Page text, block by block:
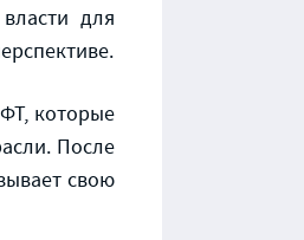
для
которые
После
свою